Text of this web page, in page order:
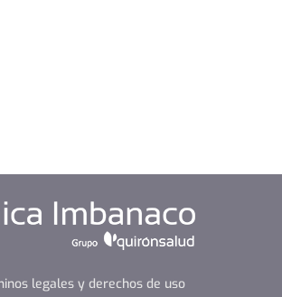
legales y derechos de uso